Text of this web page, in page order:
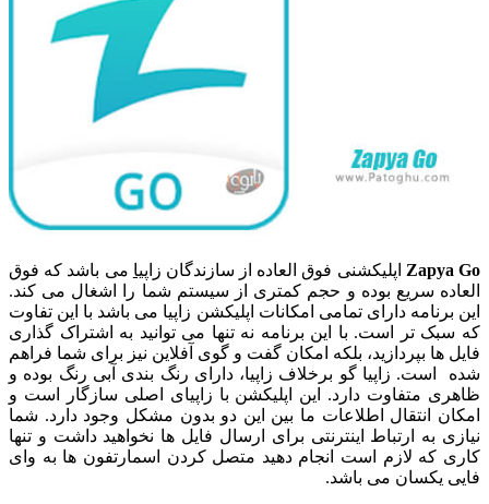
Zapya Go اپلیکشنی فوق العاده از سازندگان زاپیا می باشد که فوق
العاده سریع بوده و حجم کمتری از سیستم شما را اشغال می کند.
این برنامه دارای تمامی امکانات اپلیکشن زاپیا می باشد با این تفاوت
که سبک تر است. با این برنامه نه تنها می توانید به اشتراک گذاری
فایل ها بپردازید، بلکه امکان گفت و گوی آفلاین نیز برای شما فراهم
شده است. زاپیا گو برخلاف زاپیا، دارای رنگ بندی آبی رنگ بوده و
ظاهری متفاوت دارد. این اپلیکشن با زاپیای اصلی سازگار است و
امکان انتقال اطلاعات ما بین این دو بدون مشکل وجود دارد. شما
نیازی به ارتباط اینترنتی برای ارسال فایل ها نخواهید داشت و تنها
کاری که لازم است انجام دهید متصل کردن اسمارتفون ها به وای
فایی یکسان می باشد.